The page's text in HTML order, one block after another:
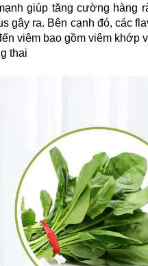
giúp tăng cường hàng
gây ra. Bên cạnh đó, các
viêm bao gồm viêm khớp
thai